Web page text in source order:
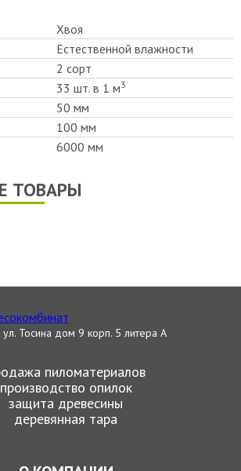
Хвоя
Естественной влажности
2 сорт
33 шт. в 1 м3
50 мм
100 мм
6000 мм
ТОВАРЫ
пиломатериалов
производство опилок
защита древесины
деревянная тара
ул. Тосина дом 9 корп. 5 литера А